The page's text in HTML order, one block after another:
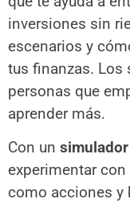
inversiones sin
escenarios y
tus finanzas. Los
personas que
aprender más.
Con un
experimentar
como acciones y